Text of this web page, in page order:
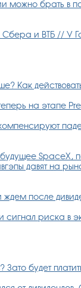
можно брать в
и ВТБ // У
Как
на этапе
SpaceX,
давят на
после
сигнал риска в
будет